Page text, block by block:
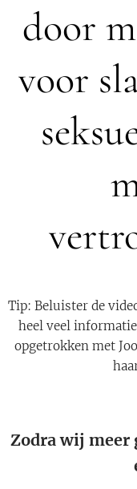
door
voor
Tip: Beluister de
heel veel
opgetrokken met
Zodra wij meer